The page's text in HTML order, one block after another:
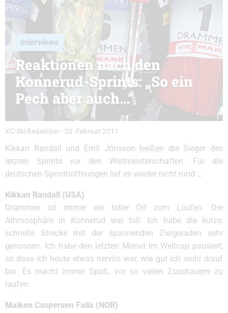
Interviews
Reaktionen nach den
Konnerud-Sprints: „So ein
Pech aber auch…“
XC-Ski Redaktion - 20. Februar 2011
Kikkan Randall und Emil Jönsson heißen die Sieger des
letzten Sprints vor den Weltmeisterschaften. Für die
deutschen Sprinthoffnungen lief es wieder nicht rund …
Kikkan Randall (USA)
Drammen ist immer ein toller Ort zum Laufen. Die
Athmosphäre in Konnerud war toll. Ich habe die kurze,
schnelle Strecke mit der spannenden Zielgeraden sehr
genossen. Ich habe den letzten Monat im Weltcup pausiert,
so dass ich heute etwas nervös war, wie gut ich wohl drauf
bin. Es macht immer Spaß, vor so vielen Zuschauern zu
laufen.
Maiken Caspersen Falla (NOR)